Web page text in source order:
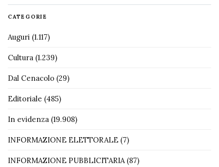
CATEGORIE
Auguri (1.117)
Cultura (1.239)
Dal Cenacolo (29)
Editoriale (485)
In evidenza (19.908)
INFORMAZIONE ELETTORALE (7)
INFORMAZIONE PUBBLICITARIA(87)